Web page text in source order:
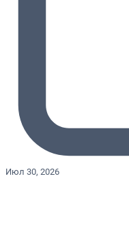
Июл 30, 2026